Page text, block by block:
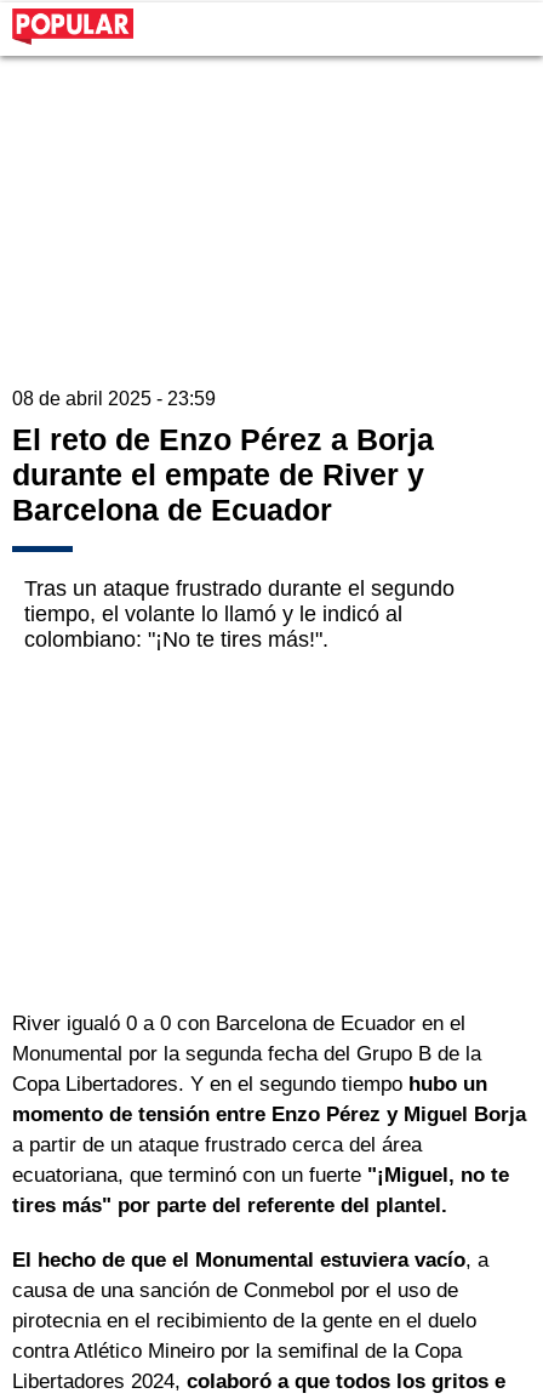
08 de abril 2025 - 23:59
El reto de Enzo Pérez a Borja
durante el empate de River y
Barcelona de Ecuador
Tras un ataque frustrado durante el segundo
tiempo, el volante lo llamó y le indicó al
colombiano: "¡No te tires más!".
River igualó 0 a 0 con Barcelona de Ecuador en el
Monumental por la segunda fecha del Grupo B de la
Copa Libertadores. Y en el segundo tiempo hubo un
momento de tensión entre Enzo Pérez y Miguel Borja
a partir de un ataque frustrado cerca del área
ecuatoriana, que terminó con un fuerte "¡Miguel, no te
tires más" por parte del referente del plantel.
El hecho de que el Monumental estuviera vacío, a
causa de una sanción de Conmebol por el uso de
pirotecnia en el recibimiento de la gente en el duelo
contra Atlético Mineiro por la semifinal de la Copa
Libertadores 2024, colaboró a que todos los gritos e